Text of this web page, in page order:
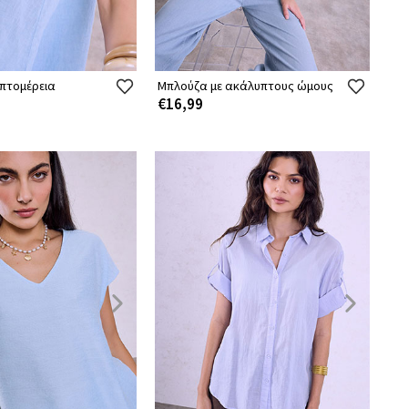
Μπλούζα με ακάλυπτους ώμους
€16,99